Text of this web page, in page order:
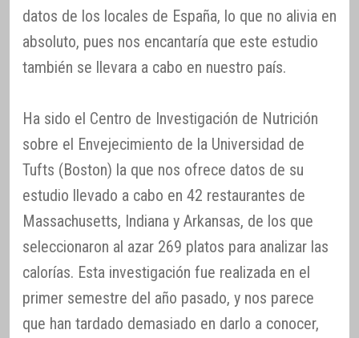
datos de los locales de España, lo que no alivia en
absoluto, pues nos encantaría que este estudio
también se llevara a cabo en nuestro país.
Ha sido el Centro de Investigación de Nutrición
sobre el Envejecimiento de la Universidad de
Tufts (Boston) la que nos ofrece datos de su
estudio llevado a cabo en 42 restaurantes de
Massachusetts, Indiana y Arkansas, de los que
seleccionaron al azar 269 platos para analizar las
calorías. Esta investigación fue realizada en el
primer semestre del año pasado, y nos parece
que han tardado demasiado en darlo a conocer,